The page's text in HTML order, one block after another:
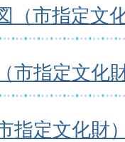
（市指定文
市指定文化
指定文化財